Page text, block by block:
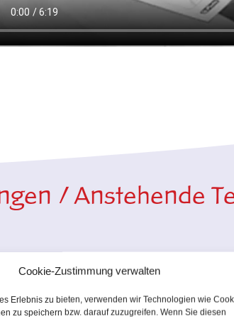
Cookie-Zustimmung verwalten
Erlebnis zu bieten, verwenden wir Technologien wie
zu speichern bzw. darauf zuzugreifen. Wenn Sie diesen
/ Anstehende